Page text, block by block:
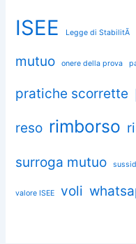
ISEE
Legge di StabilitÃ
mutuo onere della prova
pratiche scorrette
reso rimborso
surroga mutuo
valore ISEE voli